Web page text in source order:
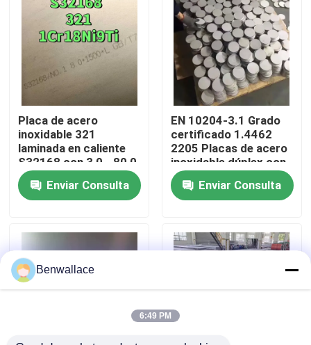
Los vídeos
Sobre nosotros
recorrido por la fábrica
Control de calidad
Noticias
Casos de trabajo
Placa de acero
inoxidable 321
laminada en caliente
S32168 con 3,0 - 80,0
mm de espesor y
resistencia a la
corrosión
Enviar Consulta
EN 10204-3.1 Grado
certificado 1.4462
2205 Placas de acero
inoxidable dúplex con
técnica de laminado
en calienteEnviar Consulta
Benwallace
6:49 PM